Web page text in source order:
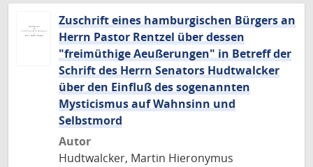
Zuschrift eines hamburgischen Bürgers an
Herrn Pastor Rentzel über dessen
"freimüthige Aeußerungen" in Betreff der
Schrift des Herrn Senators Hudtwalcker
über den Einfluß des sogenannten
Mysticismus auf Wahnsinn und
Selbstmord
Autor
Hudtwalcker, Martin Hieronymus